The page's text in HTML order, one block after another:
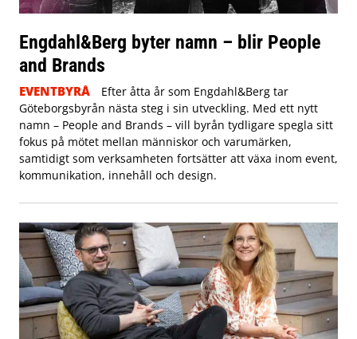
Engdahl&Berg byter namn – blir People
and Brands
EVENTBYRÅ
Efter åtta år som Engdahl&Berg tar
Göteborgsbyrån nästa steg i sin utveckling. Med ett nytt
namn – People and Brands – vill byrån tydligare spegla sitt
fokus på mötet mellan människor och varumärken,
samtidigt som verksamheten fortsätter att växa inom event,
kommunikation, innehåll och design.